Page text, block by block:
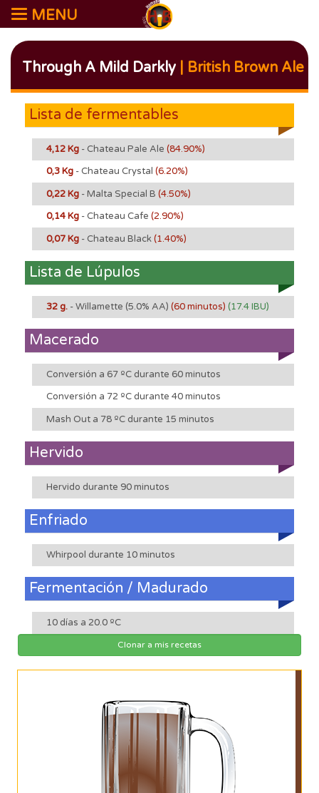
MENU
Through A Mild Darkly | British Brown Ale
Lista de fermentables
4,12 Kg - Chateau Pale Ale (84.90%)
0,3 Kg - Chateau Crystal (6.20%)
0,22 Kg - Malta Special B (4.50%)
0,14 Kg - Chateau Cafe (2.90%)
0,07 Kg - Chateau Black(1.40%)
Lista de Lúpulos
32 g. - Willamette (5.0% AA) (60 minutos) (17.4 IBU)
Macerado
Conversión a 67 ºC durante 60 minutos
Conversión a 72 ºC durante 40 minutos
Mash Out a 78 ºC durante 15 minutos
Hervido
Hervido durante 90 minutos
Enfriado
Whirpool durante 10 minutos
Fermentación / Madurado
10 días a 20.0 ºC
Clonar a mis recetas